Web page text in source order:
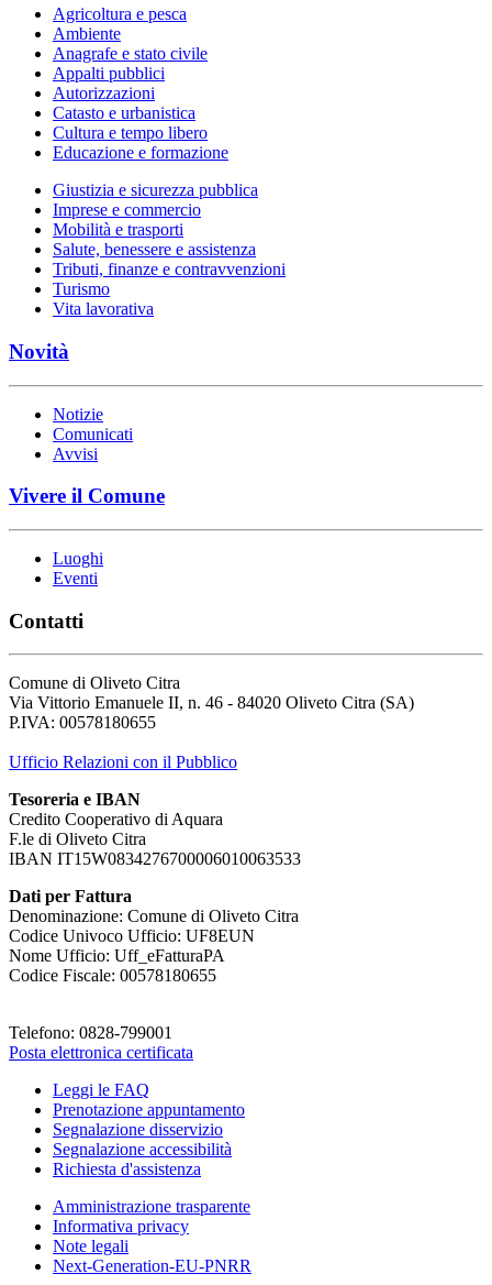
Agricoltura e pesca
Ambiente
Anagrafe e stato civile
Appalti pubblici
Autorizzazioni
Catasto e urbanistica
Cultura e tempo libero
Educazione e formazione
Giustizia e sicurezza pubblica
Imprese e commercio
Mobilità e trasporti
Salute, benessere e assistenza
Tributi, finanze e contravvenzioni
Turismo
Vita lavorativa
Novità
Notizie
Comunicati
Avvisi
Vivere il Comune
Luoghi
Eventi
Contatti
Comune di Oliveto Citra
Via Vittorio Emanuele II, n. 46 - 84020 Oliveto Citra (SA)
P.IVA: 00578180655
Ufficio Relazioni con il Pubblico
Tesoreria e IBAN
Credito Cooperativo di Aquara
F.le di Oliveto Citra
IBAN IT15W0834276700006010063533
Dati per Fattura
Denominazione: Comune di Oliveto Citra
Codice Univoco Ufficio: UF8EUN
Nome Ufficio: Uff_eFatturaPA
Codice Fiscale: 00578180655
Telefono: 0828-799001
Posta elettronica certificata
Leggi le FAQ
Prenotazione appuntamento
Segnalazione disservizio
Segnalazione accessibilità
Richiesta d'assistenza
Amministrazione trasparente
Informativa privacy
Note legali
Next-Generation-EU-PNRR